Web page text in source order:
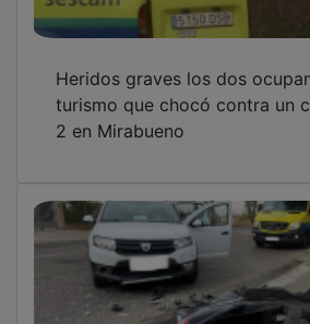
Heridos graves los dos
turismo que chocó contra un
2 en Mirabueno